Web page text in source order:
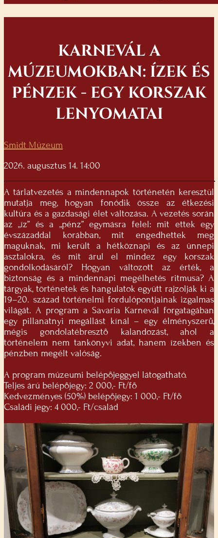
KARNEVÁL A
MÚZEUMOKBAN: ÍZEK ÉS
PÉNZEK - EGY KORSZAK
LENYOMATAI
Smidt Múzeum
2026. augusztus 14. 14:00
A tárlatvezetés a mindennapok történetén keresztül
mutatja meg, hogyan fonódik össze az étkezési
kultúra és a gazdasági élet változása. A vezetés során
az „íz” és a „pénz” egymásra felel: mit ettek egy
évszázaddal korábban, mit engedhettek meg
maguknak, mi került a hétköznapi és az ünnepi
asztalokra, és mit árul el mindez egy korszak
gondolkodásáról? Hogyan változott az érték, a
biztonság és a mindennapi megélhetés ritmusa? A
tárgyak, történetek és hangulatok együtt rajzolják ki a
19–20. század történelmi fordulópontjainak izgalmas
világát. A program a Savaria Karnevál forgatagában
egy pillanatnyi megállást kínál – egy élményszerű,
mégis gondolatébresztő kalandozást, ahol a
történelem nem tankönyvi adat, hanem ízekben és
pénzben megélt valóság.
A program múzeumi belépőjeggyel látogatható.
Teljes árú belépőjegy: 2 000,- Ft/fő
Kedvezményes (50%) belépőjegy: 1 000,- Ft/fő
Családi jegy: 4 000,- Ft/család